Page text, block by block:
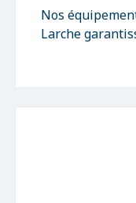
Nos
Larche